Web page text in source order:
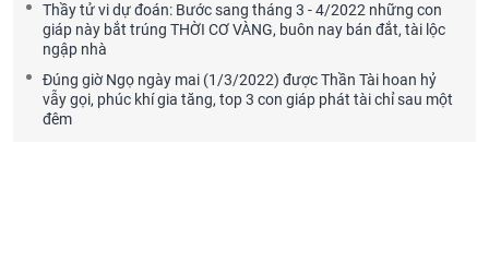
Thầy tử vi dự đoán: Bước sang tháng 3 - 4/2022 những con
giáp này bắt trúng THỜI CƠ VÀNG, buôn nay bán đắt, tài lộc
ngập nhà
Đúng giờ Ngọ ngày mai (1/3/2022) được Thần Tài hoan hỷ
vẫy gọi, phúc khí gia tăng, top 3 con giáp phát tài chỉ sau một
đêm